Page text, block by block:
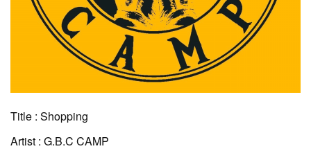
Title : Shopping
Artist : G.B.C CAMP